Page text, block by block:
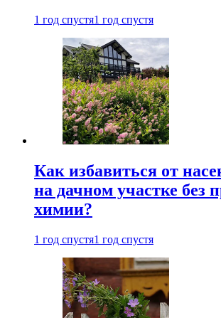
1 год спустя1 год спустя
Как избавиться от
на дачном участке без
химии?
1 год спустя1 год спустя